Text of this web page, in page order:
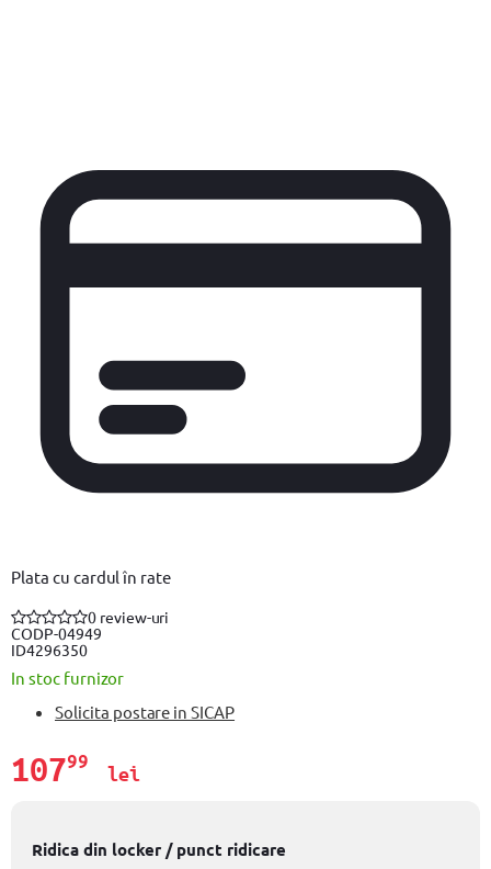
Plata cu cardul în rate
0 review-uri
CODP-04949
ID4296350
In stoc furnizor
Solicita postare in SICAP
10799
lei
Ridica din locker / punct ridicare